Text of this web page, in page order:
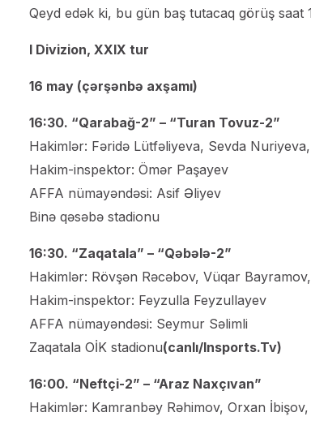
Qeyd edək ki, bu gün baş tutacaq görüş saat
I Divizion, XXIX tur
16 may (çərşənbə axşamı)
16:30. “Qarabağ-2” – “Turan Tovuz-2”
Hakimlər: Fəridə Lütfəliyeva, Sevda
Hakim-inspektor: Ömər Paşayev
AFFA nümayəndəsi: Asif Əliyev
Binə qəsəbə stadionu
16:30. “Zaqatala” – “Qəbələ-2”
Hakimlər: Rövşən Rəcəbov, Vüqar
Hakim-inspektor: Feyzulla Feyzullayev
AFFA nümayəndəsi: Seymur Səlimli
Zaqatala OİK stadionu(canlı/Insports.Tv)
16:00. “Neftçi-2” – “Araz Naxçıvan”
Hakimlər: Kamranbəy Rəhimov, Orxan